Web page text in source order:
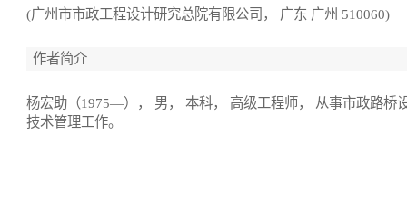
(广州市市政工程设计研究总院有限公司， 广东 广州 510060)
作者简介
杨宏助（1975—）， 男， 本科， 高级工程师， 从事市政路桥
技术管理工作。